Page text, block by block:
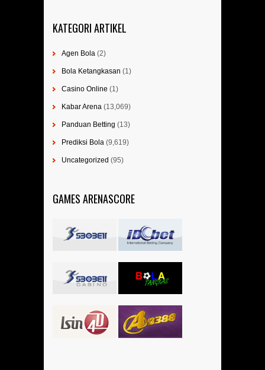
KATEGORI ARTIKEL
Agen Bola (2)
Bola Ketangkasan (1)
Casino Online (1)
Kabar Arena (13,069)
Panduan Betting (13)
Prediksi Bola (9,619)
Uncategorized (95)
GAMES ARENASCORE